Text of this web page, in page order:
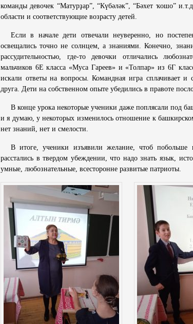
команды девочек “Матурҙар”, “Күбәләк”, “Бәхет ҡошо”
области и соответствующие возрасту детей.
Если в начале дети отвечали неуверенно, но
освещались точно не солнцем, а знаниями. Конечно,
рассудительностью, где-то девочки отличались
мальчиков 6Е класса «Муса Гареев» и «Толпар» из 6Г
искали ответы на вопросы. Командная игра сплачивает
друга. Дети на собственном опыте убедились в правоте
В конце урока некоторые ученики даже поплясали под
и я думаю, у некоторых изменилось отношение к
нет знаний, нет и смелости.
В итоге, ученики изъявили желание, чтоб побольше
расстались в твердом убеждении, что надо знать язык,
умные, любознательные, всесторонне развитые патриоты.